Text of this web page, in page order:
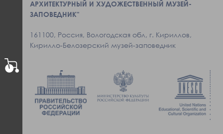
АРХИТЕКТУРНЫЙ И ХУДОЖЕСТВЕННЫЙ МУЗЕЙ-
ЗАПОВЕДНИК"
161100, Россия, Вологодская обл, г. Кириллов,
Кирилло-Белозерский музей-заповедник